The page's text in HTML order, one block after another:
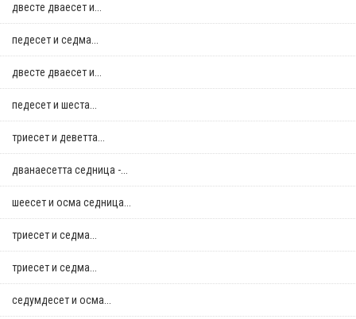
двестe дваесет и...
педесет и седма...
двестe дваесет и...
педесет и шеста...
триесет и деветта...
дванаесетта седница -...
шеесет и осма седница...
триесет и седма...
триесет и седма...
седумдесет и осма...